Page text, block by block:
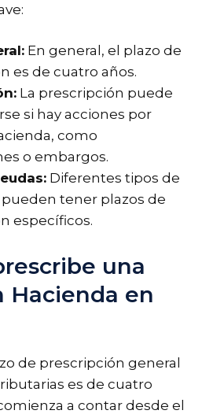
En general, el plazo de
es de cuatro años.
La prescripción puede
si hay acciones por
como
o embargos.
Diferentes tipos de
tener plazos de
específicos.
una
Hacienda en
de prescripción general
es de cuatro
a contar desde el